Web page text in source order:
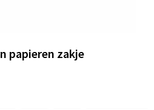
papieren zakje